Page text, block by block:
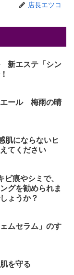
店長エツコ
エステ「シン
ール 梅雨の晴
肌にならないヒ
てください
ビ痕やシミで、
グを勧められま
ょうか？
ムセラム」のす
を守る